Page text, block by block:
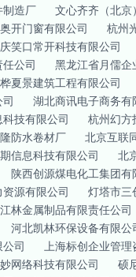
制造厂
文心齐齐（北京
开门窗有限公司
杭州
笑口常开科技有限公司
公司
黑龙江省月儒企
夏景建筑工程有限公司
湖北商讯电子商务有
技有限公司
杭州幻方
防水卷材厂
北京互联
期信息科技有限公司
北
陕西创源煤电化工集团有
源有限公司
灯塔市三
林金属制品有限责任公司
河北凯林环保设备有限公
司
上海标创企业管
网络科技有限公司
硕